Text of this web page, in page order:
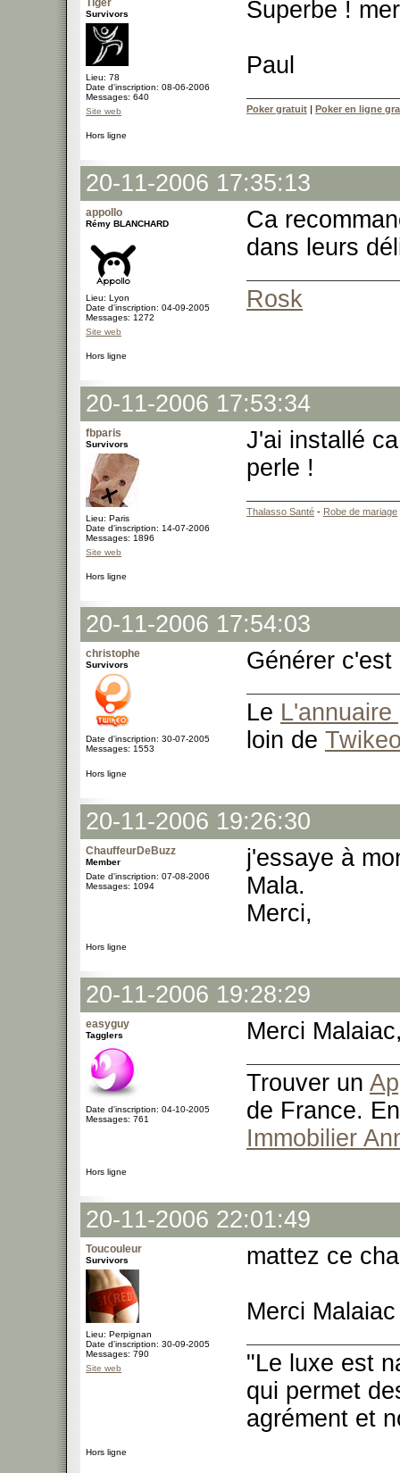
Tiger
Survivors
Lieu: 78
Date d'inscription: 08-06-2006
Messages: 640
Site web
Superbe !
Paul
Poker gratuit | Poker en ligne
Hors ligne
20-11-2006 17:35:13
appollo
Rémy BLANCHARD
Lieu: Lyon
Date d'inscription: 04-09-2005
Messages: 1272
Site web
Ca
dans leurs
Rosk
Hors ligne
20-11-2006 17:53:34
fbparis
Survivors
Lieu: Paris
Date d'inscription: 14-07-2006
Messages: 1896
Site web
J'ai installé
perle !
Thalasso Santé - Robe de mariage
Hors ligne
20-11-2006 17:54:03
christophe
Survivors
Date d'inscription: 30-07-2005
Messages: 1553
Générer
Le L'annuaire
loin de
Hors ligne
20-11-2006 19:26:30
ChauffeurDeBuzz
Member
Date d'inscription: 07-08-2006
Messages: 1094
j'essaye à
Mala.
Merci,
Hors ligne
20-11-2006 19:28:29
easyguy
Tagglers
Date d'inscription: 04-10-2005
Messages: 761
Merci
Trouver un
de France.
Immobilier
Hors ligne
20-11-2006 22:01:49
Toucouleur
Survivors
Lieu: Perpignan
Date d'inscription: 30-09-2005
Messages: 790
Site web
mattez ce
Merci Malaiac
"Le luxe est
qui permet
agrément et
Hors ligne